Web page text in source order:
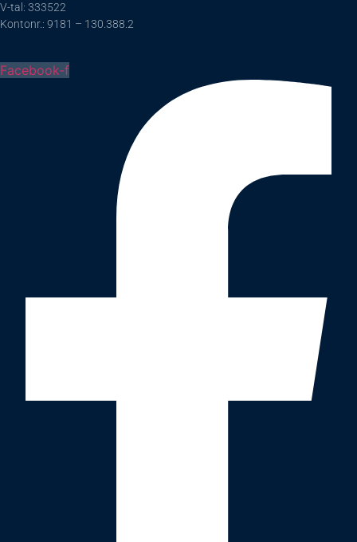
V-tal: 333522
Kontonr.: 9181 – 130.388.2
Facebook-f